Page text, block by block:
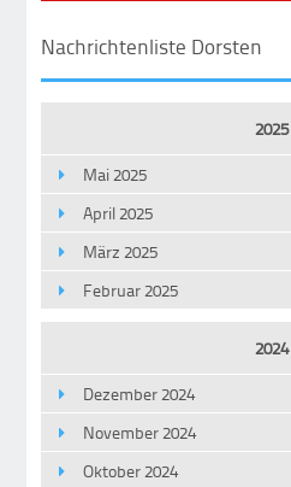
Nachrichtenliste Dorsten
2025
Mai 2025
April 2025
März 2025
Februar 2025
2024
Dezember 2024
November 2024
Oktober 2024